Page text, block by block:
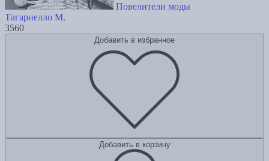
Повелители моды
Тагариелло М.
3560
Добавить в избранное
Добавить в корзину